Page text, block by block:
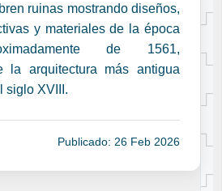
ruinas mostrando diseños,
y materiales de la época
de 1561,
la arquitectura más antigua
siglo XVIII.
Publicado: 26 Feb 2026